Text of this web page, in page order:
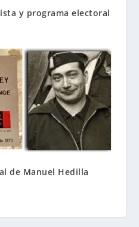
y programa electoral
de Manuel Hedilla